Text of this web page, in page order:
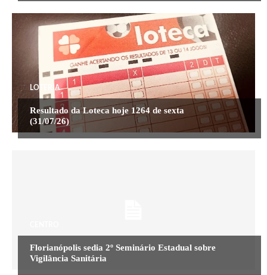
LOTERIA
Resultado da Loteca hoje 1264 de sexta
(31/07/26)
Florianópolis sedia 2º Seminário Estadual sobre
Vigilância Sanitária